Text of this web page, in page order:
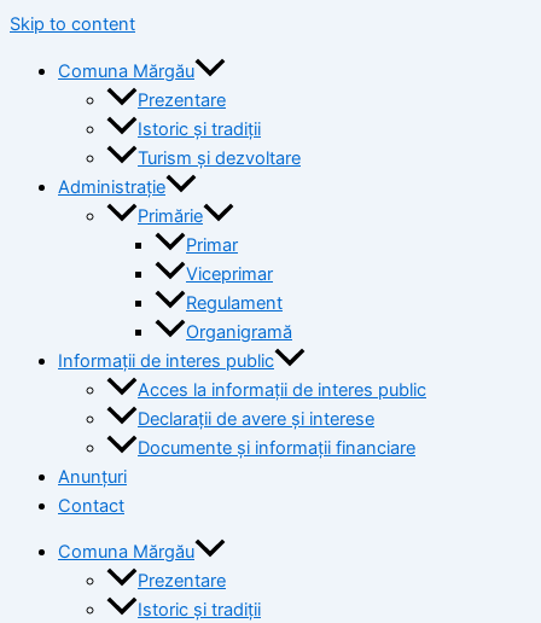
Skip to content
Comuna Mărgău
Prezentare
Istoric și tradiții
Turism și dezvoltare
Administrație
Primărie
Primar
Viceprimar
Regulament
Organigramă
Informații de interes public
Acces la informații de interes public
Declarații de avere și interese
Documente și informații financiare
Anunțuri
Contact
Comuna Mărgău
Prezentare
Istoric și tradiții